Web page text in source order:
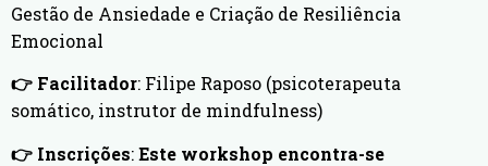
Gestão de Ansiedade e Criação de Resiliência
Emocional
👉 Facilitador: Filipe Raposo (psicoterapeuta
somático, instrutor de mindfulness)
👉 Inscrições:Este workshop encontra-se